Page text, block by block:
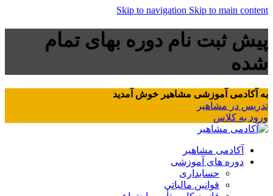
Skip to navigation Skip to main content
پیش ثبت نام دوره بهای تمام
شده
به آکادمی آموزشی مشاهیر خوش آمدید
تدریس در مشاهیر
ورود به کلاس
آکادمی مشاهیر
دوره های آموزشی
حسابداری
قوانین مالیاتی